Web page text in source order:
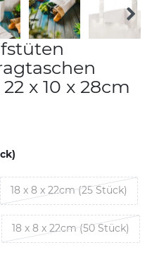
x 10 x 28cm
18 x 8 x 22cm (25 Stück)
18 x 8 x 22cm (50 Stück)